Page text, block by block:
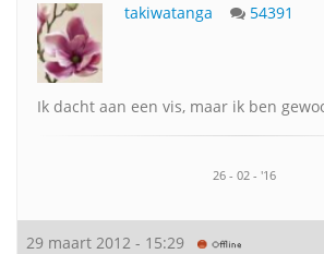
takiwatanga 54391
Ik dacht aan een vis, maar ik ben
26 - 02 - '16
29 maart 2012 - 15:29